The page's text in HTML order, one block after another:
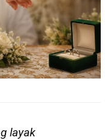
layak